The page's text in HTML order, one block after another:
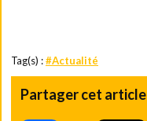
Tag(s) :#Actualité
Partager cet article